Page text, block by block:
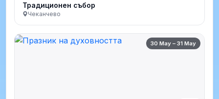
Традиционен събор
Чеканчево
30 May – 31 May